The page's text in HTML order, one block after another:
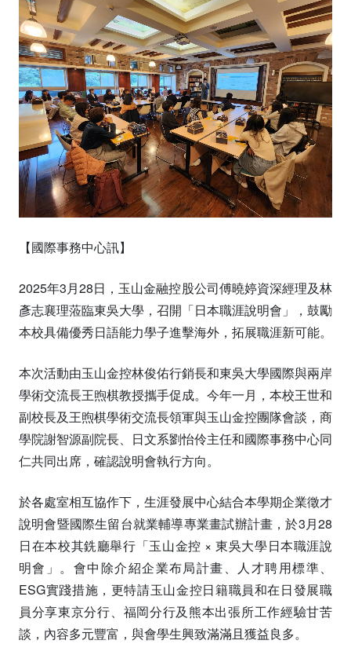
【國際事務中心訊】
2025年3月28日，玉山金融控股公司傅曉婷資深經理及林
彥志襄理蒞臨東吳大學，召開「日本職涯說明會」，鼓勵
本校具備優秀日語能力學子進擊海外，拓展職涯新可能。
本次活動由玉山金控林俊佑行銷長和東吳大學國際與兩岸
學術交流長王煦棋教授攜手促成。今年一月，本校王世和
副校長及王煦棋學術交流長領軍與玉山金控團隊會談，商
學院謝智源副院長、日文系劉怡伶主任和國際事務中心同
仁共同出席，確認說明會執行方向。
於各處室相互協作下，生涯發展中心結合本學期企業徵才
說明會暨國際生留台就業輔導專業畫試辦計畫，於3月28
日在本校其銑廳舉行「玉山金控 × 東吳大學日本職涯說
明會」。會中除介紹企業布局計畫、人才聘用標準、
ESG實踐措施，更特請玉山金控日籍職員和在日發展職
員分享東京分行、福岡分行及熊本出張所工作經驗甘苦
談，內容多元豐富，與會學生興致滿滿且獲益良多。